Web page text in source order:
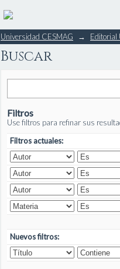
Buscar
Universidad CESMAG → Editorial
Buscar
Filtros
Use filtros para refinar sus
Filtros actuales:
Nuevos filtros: